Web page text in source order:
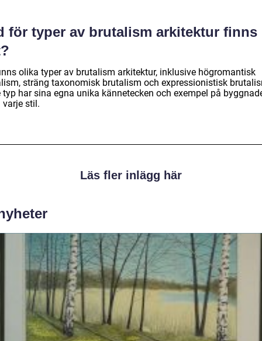
för typer av brutalism arkitektur finns
olika typer av brutalism arkitektur, inklusive högromantisk
sträng taxonomisk brutalism och expressionistisk
typ har sina egna unika kännetecken och exempel på
varje stil.
Läs fler inlägg här